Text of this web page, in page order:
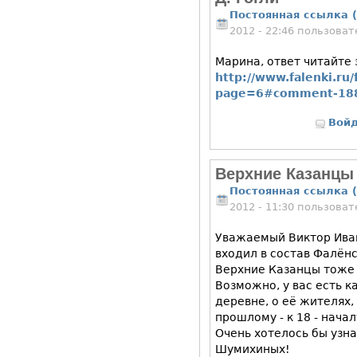
Постоянная ссылка
2012 - 22:46
Марина, ответ читайте
http://www.falenki.ru/
page=6#comment-
Верхние Казанцы
Постоянная ссылка
2012 - 11:30
Уважаемый Виктор
входил в состав
Верхние Казанцы тоже
Возможно, у вас есть
деревне, о её
прошлому - к 18 -
Очень хотелось бы
Шумихиных!